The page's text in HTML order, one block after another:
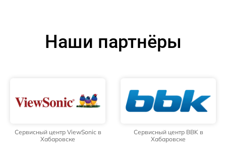
Наши партнёры
Сервисный центр ViewSonic в
Хабаровске
Сервисный центр BBK в
Хабаровске